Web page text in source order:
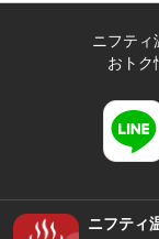
ニフティ
おトク
ニフティ